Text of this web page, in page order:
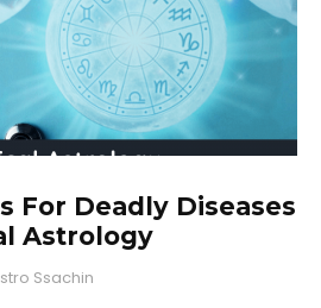
For Deadly Diseases
Astrology
Ssachin